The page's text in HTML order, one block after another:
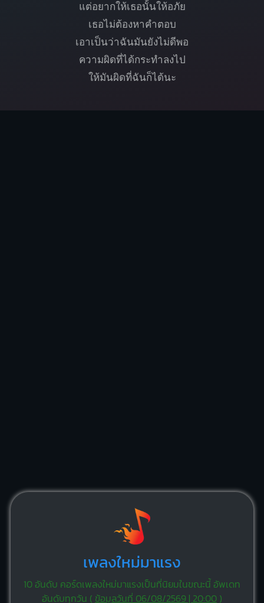
แต่อยากให้เธอนั้นให้อภัย
เธอไม่ต้องหาคำตอบ
เอาเป็นว่าฉันมันยังไม่ดีพอ
ความผิดที่ได้กระทำลงไป
ให้มันผิดที่ฉันก็ได้นะ
เพลงใหม่มาแรง
10 อันดับ คอร์ดเพลงใหม่มาแรงเป็นที่นิยมในขณะนี้ อัพเดท
อันดับทุกวัน ( ข้อมูลวันที่ 06/08/2569 | 20:00)